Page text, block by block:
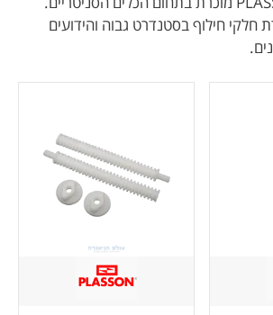
חלקי חילוף בסטנדרט גבוה והידועים